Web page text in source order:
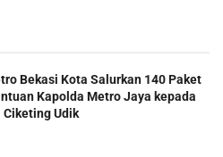
Bekasi Kota Salurkan 140 Paket
Kapolda Metro Jaya kepada
Udik